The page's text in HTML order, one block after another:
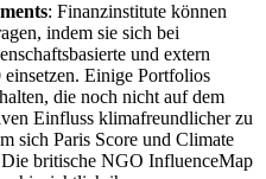
: Finanzinstitute können
indem sie sich bei
und extern
Einige Portfolios
die noch nicht auf dem
Einfluss klimafreundlicher zu
sich Paris Score und Climate
britische NGO InfluenceMap